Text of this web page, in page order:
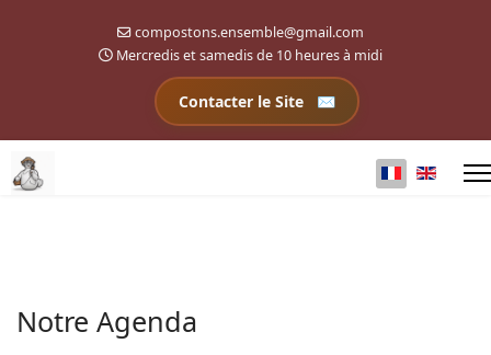
compostons.ensemble@gmail.com
Mercredis et samedis de 10 heures à midi
Contacter le Site
Notre Agenda